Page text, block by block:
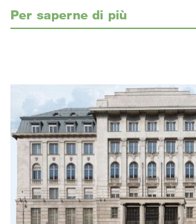
Per saperne di più